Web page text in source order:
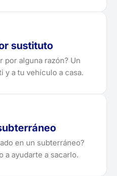
sustituto
por alguna razón? Un
y a tu vehículo a casa.
en un subterráneo?
a ayudarte a sacarlo.